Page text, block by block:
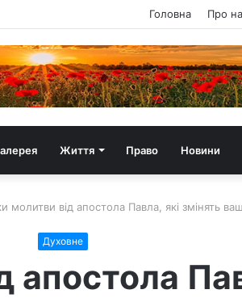
Головна Про
Життя Право Новини
молитви від апостола Павла, які змінять
Духовне